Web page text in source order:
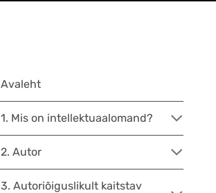
Avaleht
1. Mis on intellektuaalomand?
2. Autor
3. Autoriõiguslikult kaitstav